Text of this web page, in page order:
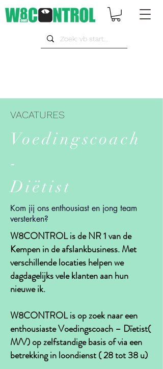
VACATURES
Voedingscoach
-
Diëtist
Kom jij ons enthousiast en jong team
versterken?
W8CONTROL is de NR 1 van de
Kempen in de afslankbusiness. Met
verschillende locaties helpen we
dagdagelijks vele klanten aan hun
nieuwe ik.
W8CONTROL is op zoek naar een
enthousiaste Voedingscoach – Dïetist(
M/V) op zelfstandige basis of via een
betrekking in loondienst ( 28 tot 38 u)